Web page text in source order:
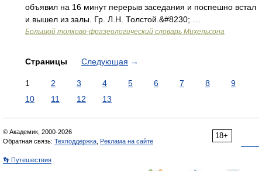
объявил на 16 минут перерыв заседания и поспешно встал
и вышел из залы. Гр. Л.Н. Толстой.&#8230; …
Большой толково-фразеологический словарь Михельсона
Страницы Следующая →
1 2 3 4 5 6 7 8
9
10
11 12 13
18+
© Академик, 2000-2026
Обратная связь: Техподдержка Реклама на сайте
👣 Путешествия